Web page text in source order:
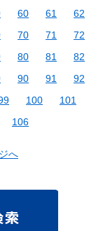
60 61
62
70 71
72
80 81
82
90 91
92
100
101
106
へ